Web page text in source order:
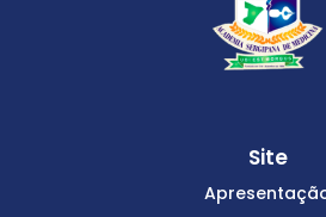
Site